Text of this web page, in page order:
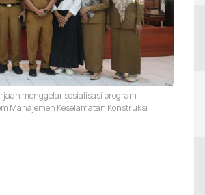
menggelar sosialisasi program
Manajemen Keselamatan Konstruksi